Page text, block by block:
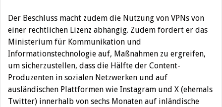
Der Beschluss macht zudem die Nutzung von VPNs von
einer rechtlichen Lizenz abhängig. Zudem fordert er das
Ministerium für Kommunikation und
Informationstechnologie auf, Maßnahmen zu ergreifen,
um sicherzustellen, dass die Hälfte der Content-
Produzenten in sozialen Netzwerken und auf
ausländischen Plattformen wie Instagram und X (ehemals
Twitter) innerhalb von sechs Monaten auf inländische